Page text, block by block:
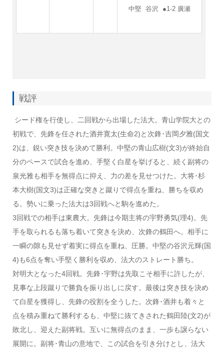
中堅 谷沢 ●1-2 廣瀬
戦評
シード権を行使し、二回戦から出場した法大。青山学院大との
初戦で、先鋒を任された酒井寛太(生命2)と次鋒･吉岡夕雅(国文
2)は、鋭い突き技を決めて勝利。中堅の青山広樹(文3)が終始自
分のペースで試合を進め、手堅く白星を挙げると、続く副将の
泉光雅も相手を無得点に抑え、力の差を見せつけた。大将･杉
本大樹(国文3)は正確な突きと蹴りで得点を重ね、勝ちを収め
る。勢いに乗った法大は3回戦へと駒を進めた。
3回戦での相手は東農大。先鋒は今期主将の宇野勇気(理4)。先
手を取られるも落ち着いて突きを決め、次鋒の鶴田へ。相手に
一瞬の隙も見せず着実に得点を重ね、圧勝。中堅の谷沢元輝(国
4)も6点を奪い手堅く勝利を収め、法大のストレート勝ち。
対明大となった4回戦。先鋒･宇野は先取こそ相手に許したが、
見事な上段蹴りで勝負を振り出しに戻す。最後は突き技を決め
て白星を獲得し、先鋒の役割を全うした。次鋒･酒井も着々と
点を積み重ねて勝利するも、中堅に抜てきされた鶴田陸(文2)が
敗北し、迎えた副将戦。互いに無得点のまま、一歩も譲らない
展開に。副将･青山の意地で、この試合を引き分けとし、法大